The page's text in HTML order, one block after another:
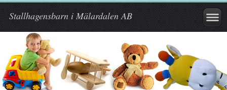
Stallhagensbarn i Mälardalen AB